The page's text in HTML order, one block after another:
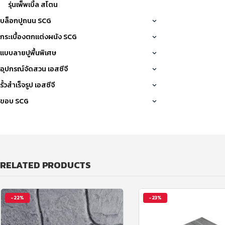
รุ่นเพ็พเบิ้ล สโตน
บล็อกปูถนน SCG
กระเบื้องตกแต่งผนัง SCG
แบบลายปูพื้นพิเศษ
อุปกรณ์จัดสวน เอสซีจี
รั้วสำเร็จรูป เอสซีจี
ขอบ SCG
RELATED PRODUCTS
-22% -23%